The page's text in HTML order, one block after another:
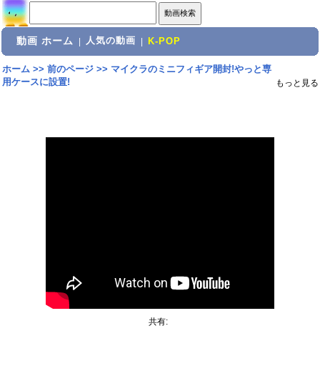
動画 ホーム 人気の動画 K-POP
ホーム>> 前のページ>> マイクラのミニフィギア開封!やっと専
用ケースに設置!
もっと見る
共有: